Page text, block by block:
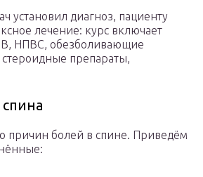
установил диагноз, пациенту
лечение: курс включает
НПВС, обезболивающие
стероидные препараты,
причин болей в спине. Приведём